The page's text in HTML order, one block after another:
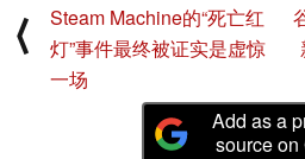
⟨
Steam Machine的“死亡红
灯”事件最终被证实是虚惊
一场
Add as a
source on